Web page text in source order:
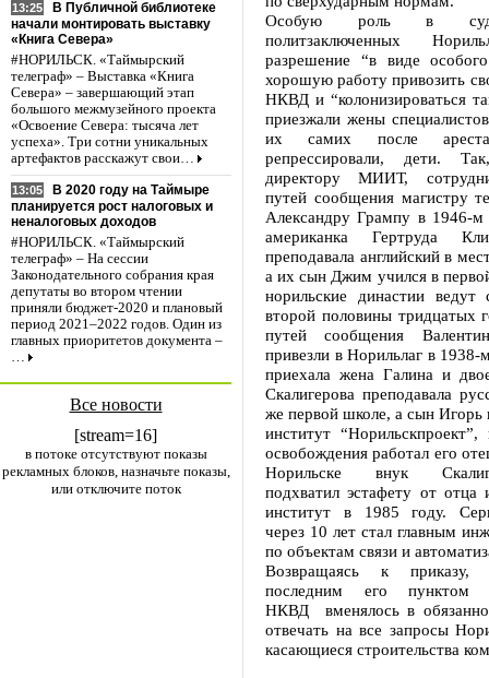
13:25
В Публичной библиотеке
начали монтировать выставку
«Книга Севера»
#НОРИЛЬСК. «Таймырский
телеграф» – Выставка «Книга
Севера» – завершающий этап
большого межмузейного проекта
«Освоение Севера: тысяча лет
успеха». Три сотни уникальных
артефактов расскажут свои…
13:05
В 2020 году на Таймыре
планируется рост налоговых и
неналоговых доходов
#НОРИЛЬСК. «Таймырский
телеграф» – На сессии
Законодательного собрания края
депутаты во втором чтении
приняли бюджет-2020 и плановый
период 2021–2022 годов. Один из
главных приоритетов документа –
…
Все новости
[stream=16]
в потоке отсутствуют показы
рекламных блоков, назначьте показы,
или отключите поток
Особую роль в
политзаключенных
разрешение “в виде
хорошую работу привозить
НКВД и “колонизироваться
приезжали жены
их самих после
репрессировали, дети.
директору МИИТ,
путей сообщения магистру
Александру Грампу в 1946-
американка Гертруда
преподавала английский в
а их сын Джим учился в
норильские династии ведут
второй половины тридцатых
путей сообщения
привезли в Норильлаг в
приехала жена Галина и
Скалигерова преподавала
же первой школе, а сын Игорь
институт
освобождения работал его
Норильске внук
подхватил эстафету от
институт в 1985 году.
через 10 лет стал главным
по объектам связи и
Возвращаясь к приказу,
последним его пунктом
НКВД вменялось в
отвечать на все запросы
касающиеся строительства